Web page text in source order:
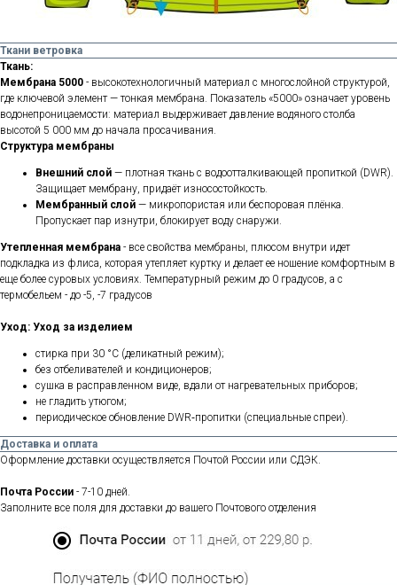
Ткани ветровка
Ткань:
Мембрана 5000 - высокотехнологичный материал с многослойной структурой,
где ключевой элемент — тонкая мембрана. Показатель «5000» означает уровень
водонепроницаемости: материал выдерживает давление водяного столба
высотой 5 000 мм до начала просачивания.
Структура мембраны
Внешний слой — плотная ткань с водоотталкивающей пропиткой (DWR).
Защищает мембрану, придаёт износостойкость.
Мембранный слой — микропористая или беспоровая плёнка.
Пропускает пар изнутри, блокирует воду снаружи.
Утепленная мембрана - все свойства мембраны, плюсом внутри идет
подкладка из флиса, которая утепляет куртку и делает ее ношение комфортным в
еще более суровых условиях. Температурный режим до 0 градусов, а с
термобельем - до -5, -7 градусов
Уход: Уход за изделием
стирка при 30 °C (деликатный режим);
без отбеливателей и кондиционеров;
сушка в расправленном виде, вдали от нагревательных приборов;
не гладить утюгом;
периодическое обновление DWR‑пропитки (специальные спреи).
Доставка и оплата
Оформление доставки осуществляется Почтой России или СДЭК.
Почта России - 7-10 дней.
Заполните все поля для доставки до вашего Почтового отделения